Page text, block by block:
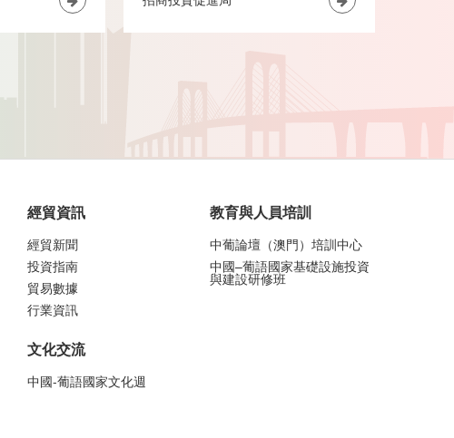
經貿資訊
經貿新聞
投資指南
貿易數據
行業資訊
文化交流
中國-葡語國家文化週
教育與人員培訓
中葡論壇（澳門）培訓中心
中國–葡語國家基礎設施投資
與建設研修班